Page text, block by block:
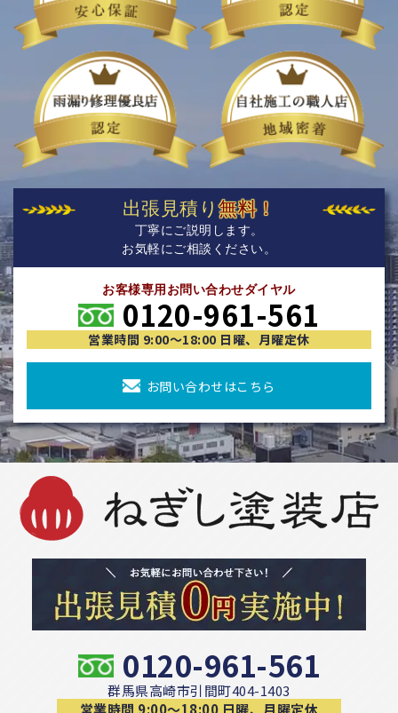
出張見積り無料！
丁寧にご説明します。
お気軽にご相談ください。
お客様専用お問い合わせダイヤル
0120-961-561
営業時間 9:00〜18:00 日曜、月曜定休
お問い合わせはこちら
0120-961-561
群馬県高崎市引間町404-1403
営業時間 9:00〜18:00 日曜、月曜定休